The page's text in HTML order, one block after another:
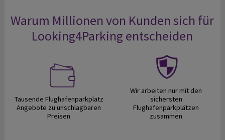
Warum Millionen von Kunden sich für
Looking4Parking entscheiden
Tausende Flughafenparkplatz
Angebote zu unschlagbaren
Preisen
Wir arbeiten nur mit den
sichersten
Flughafenparkplätzen
zusammen